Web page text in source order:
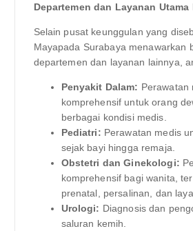
Departemen dan Layanan
Selain pusat keunggulan yang
Mayapada Surabaya menawarkan
departemen dan layanan lainnya,
Penyakit Dalam: Perawatan
komprehensif untuk orang
berbagai kondisi medis.
Pediatri: Perawatan medis
sejak bayi hingga remaja.
Obstetri dan Ginekologi:
komprehensif bagi wanita,
prenatal, persalinan, dan
Urologi: Diagnosis dan
saluran kemih.